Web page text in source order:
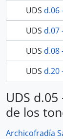
UDS d.06
UDS d.07 -
UDS d.08 -
UDS d.20 -
7 más...
UDS
de los
Archicofradía